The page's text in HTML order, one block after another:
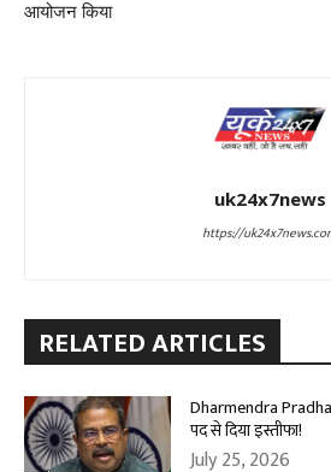
आयोजन किया
uk24x7news
https://
RELATED ARTICLES
Dharmendra Pradhan
पद से दिया इस्तीफा!
July 25, 2026